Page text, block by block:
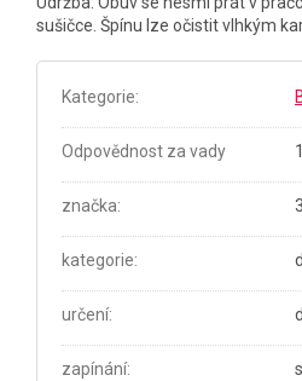
sušičce. Špínu lze očistit vlhkým
Kategorie:
Odpovědnost za vady
značka:
kategorie:
určení:
zapínání: